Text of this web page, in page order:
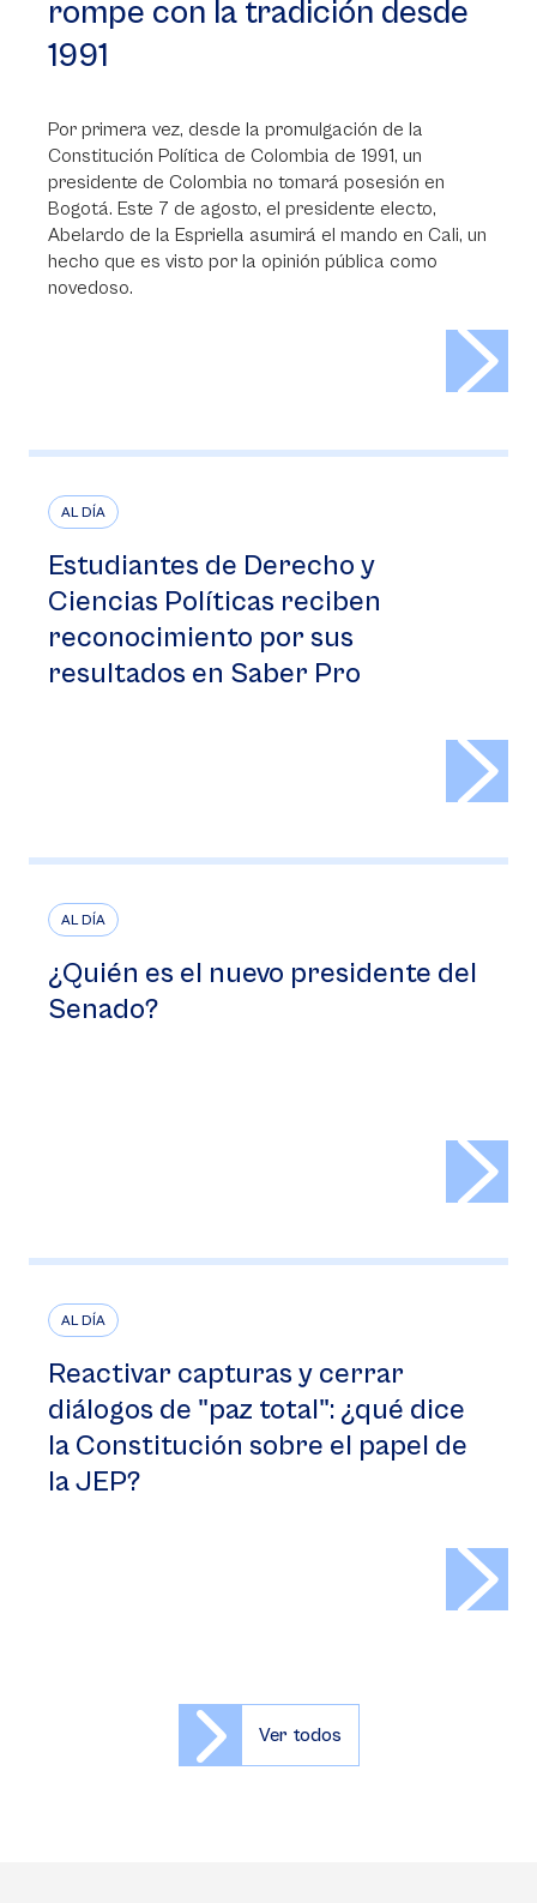
rompe con la tradición desde
1991
Por primera vez, desde la promulgación de la
Constitución Política de Colombia de 1991, un
presidente de Colombia no tomará posesión en
Bogotá. Este 7 de agosto, el presidente electo,
Abelardo de la Espriella asumirá el mando en Cali, un
hecho que es visto por la opinión pública como
novedoso.
AL DÍA
Estudiantes de Derecho y
Ciencias Políticas reciben
reconocimiento por sus
resultados en Saber Pro
AL DÍA
¿Quién es el nuevo presidente del
Senado?
AL DÍA
Reactivar capturas y cerrar
diálogos de "paz total": ¿qué dice
la Constitución sobre el papel de
la JEP?
Ver todos